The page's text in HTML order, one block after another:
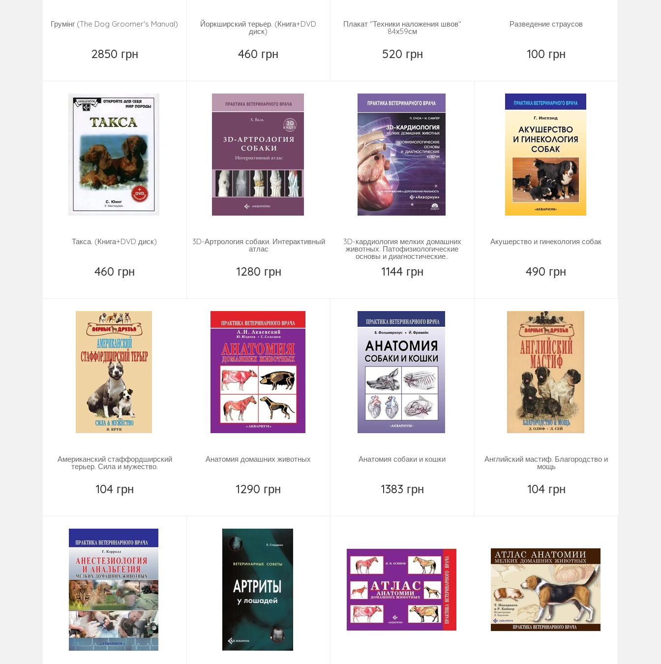
Грумінг (The Dog Groomer's Manual)
2850 грн
Йоркширский терьер. (Книга+DVD
диск)
460 грн
Плакат "Техники наложения швов"
84х59см
520 грн
Разведение страусов
100 грн
Такса. (Книга+DVD диск)
460 грн
3D-Артрология собаки. Интерактивный
атлас
1280 грн
3D-кардиология мелких домашних
животных. Патофизиологические
основы и диагностические..
1144 грн
Акушерство и гинекология собак
490 грн
Американский стаффордширский
терьер. Сила и мужество.
104 грн
Анатомия домашних животных
1290 грн
Анатомия собаки и кошки
1383 грн
Английский мастиф. Благородство и
мощь
104 грн